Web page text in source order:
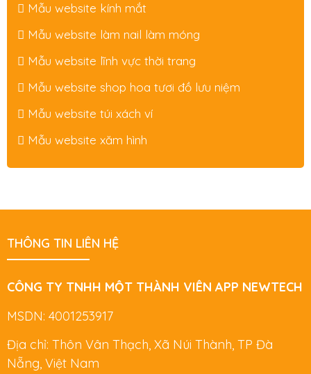
Mẫu website kính mắt
Mẫu website làm nail làm móng
Mẫu website lĩnh vực thời trang
Mẫu website shop hoa tươi đồ lưu niệm
Mẫu website túi xách ví
Mẫu website xăm hình
THÔNG TIN LIÊN HỆ
CÔNG TY TNHH MỘT THÀNH VIÊN APP NEWTECH
MSDN: 4001253917
Địa chỉ: Thôn Vân Thạch, Xã Núi Thành, TP Đà
Nẵng, Việt Nam